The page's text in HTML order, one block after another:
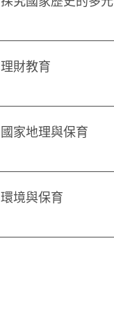
理財教育
國家地理與保育
環境與保育